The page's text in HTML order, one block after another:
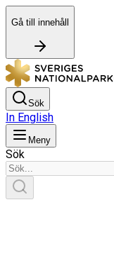
Gå till innehåll
Sök
In English
Meny
Sök